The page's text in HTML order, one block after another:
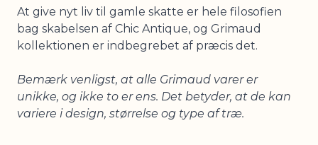
At give nyt liv til gamle skatte er hele filosofien
bag skabelsen af Chic Antique, og Grimaud
kollektionen er indbegrebet af præcis det.
Bemærk venligst, at alle Grimaud varer er
unikke, og ikke to er ens. Det betyder, at de kan
variere i design, størrelse og type af træ.